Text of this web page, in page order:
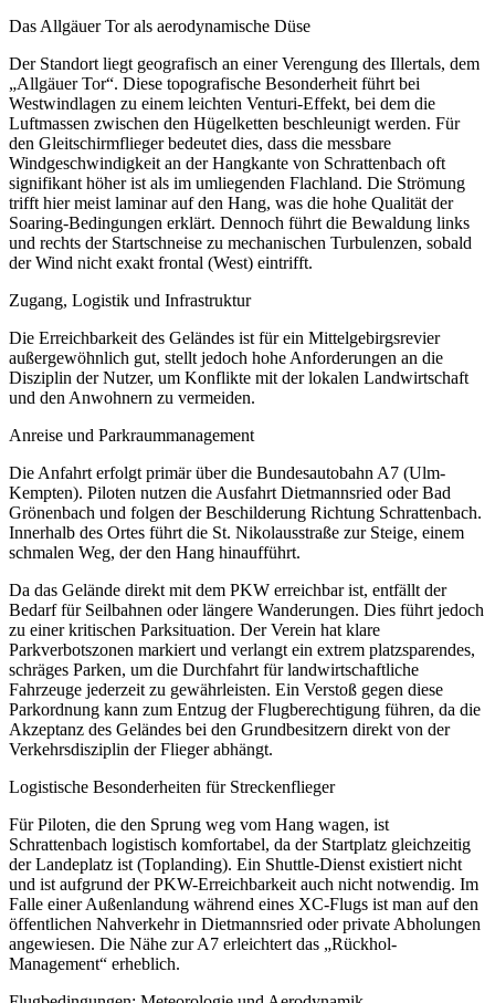
Das Allgäuer Tor als aerodynamische Düse
Der Standort liegt geografisch an einer Verengung des Illertals, dem
„Allgäuer Tor“. Diese topografische Besonderheit führt bei
Westwindlagen zu einem leichten Venturi-Effekt, bei dem die
Luftmassen zwischen den Hügelketten beschleunigt werden. Für
den Gleitschirmflieger bedeutet dies, dass die messbare
Windgeschwindigkeit an der Hangkante von Schrattenbach oft
signifikant höher ist als im umliegenden Flachland. Die Strömung
trifft hier meist laminar auf den Hang, was die hohe Qualität der
Soaring-Bedingungen erklärt. Dennoch führt die Bewaldung links
und rechts der Startschneise zu mechanischen Turbulenzen, sobald
der Wind nicht exakt frontal (West) eintrifft.
Zugang, Logistik und Infrastruktur
Die Erreichbarkeit des Geländes ist für ein Mittelgebirgsrevier
außergewöhnlich gut, stellt jedoch hohe Anforderungen an die
Disziplin der Nutzer, um Konflikte mit der lokalen Landwirtschaft
und den Anwohnern zu vermeiden.
Anreise und Parkraummanagement
Die Anfahrt erfolgt primär über die Bundesautobahn A7 (Ulm-
Kempten). Piloten nutzen die Ausfahrt Dietmannsried oder Bad
Grönenbach und folgen der Beschilderung Richtung Schrattenbach.
Innerhalb des Ortes führt die St. Nikolausstraße zur Steige, einem
schmalen Weg, der den Hang hinaufführt.
Da das Gelände direkt mit dem PKW erreichbar ist, entfällt der
Bedarf für Seilbahnen oder längere Wanderungen. Dies führt jedoch
zu einer kritischen Parksituation. Der Verein hat klare
Parkverbotszonen markiert und verlangt ein extrem platzsparendes,
schräges Parken, um die Durchfahrt für landwirtschaftliche
Fahrzeuge jederzeit zu gewährleisten. Ein Verstoß gegen diese
Parkordnung kann zum Entzug der Flugberechtigung führen, da die
Akzeptanz des Geländes bei den Grundbesitzern direkt von der
Verkehrsdisziplin der Flieger abhängt.
Logistische Besonderheiten für Streckenflieger
Für Piloten, die den Sprung weg vom Hang wagen, ist
Schrattenbach logistisch komfortabel, da der Startplatz gleichzeitig
der Landeplatz ist (Toplanding). Ein Shuttle-Dienst existiert nicht
und ist aufgrund der PKW-Erreichbarkeit auch nicht notwendig. Im
Falle einer Außenlandung während eines XC-Flugs ist man auf den
öffentlichen Nahverkehr in Dietmannsried oder private Abholungen
angewiesen. Die Nähe zur A7 erleichtert das „Rückhol-
Management“ erheblich.